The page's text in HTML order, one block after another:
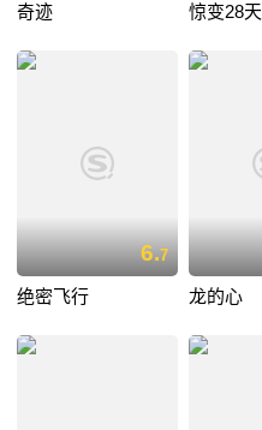
奇迹 惊变28天
6.7
绝密飞行 龙的心